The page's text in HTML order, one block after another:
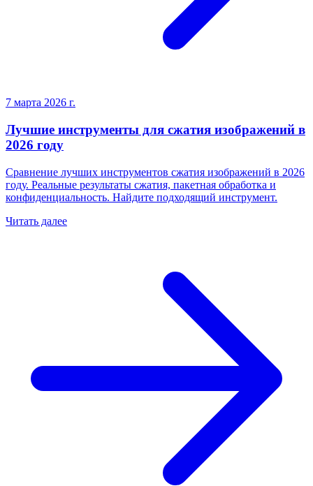
7 марта 2026 г.
Лучшие инструменты для сжатия изображений в
2026 году
Сравнение лучших инструментов сжатия изображений в 2026
году. Реальные результаты сжатия, пакетная обработка и
конфиденциальность. Найдите подходящий инструмент.
Читать далее